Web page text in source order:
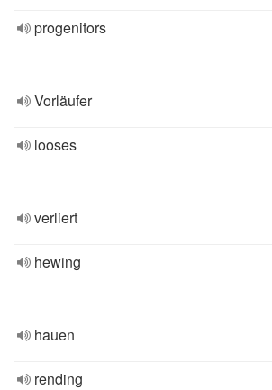
progenitors
Vorläufer
looses
verliert
hewing
hauen
rending